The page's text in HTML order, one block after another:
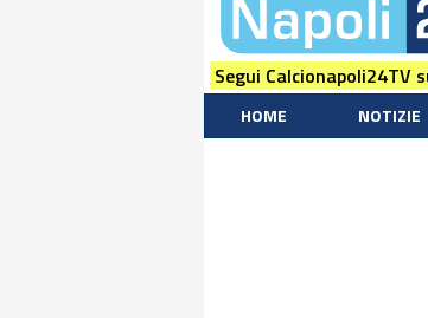
Segui Calcionapoli24TV
HOME NOTIZIE